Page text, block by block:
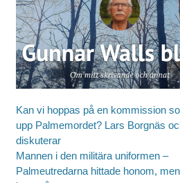
Kan vi hoppas på en kommission
upp Palmemordet? Lars Borgnäs
diskuterar
Mannen i den militära uniformen –
Palmeutredarna hittade honom,